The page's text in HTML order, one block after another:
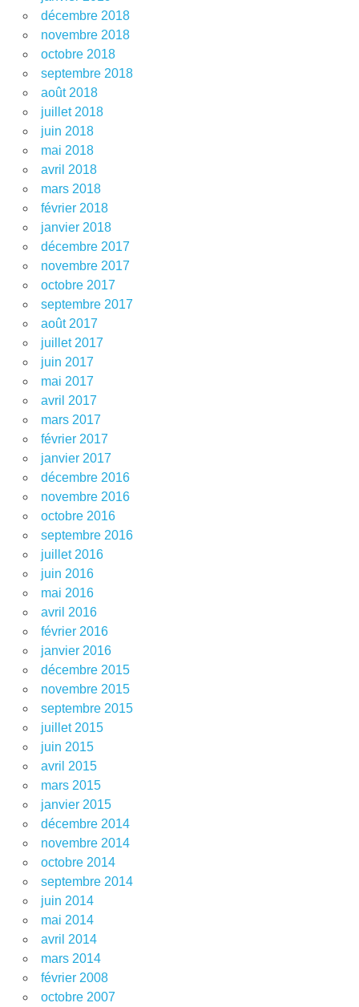
décembre 2018
novembre 2018
octobre 2018
septembre 2018
août 2018
juillet 2018
juin 2018
mai 2018
avril 2018
mars 2018
février 2018
janvier 2018
décembre 2017
novembre 2017
octobre 2017
septembre 2017
août 2017
juillet 2017
juin 2017
mai 2017
avril 2017
mars 2017
février 2017
janvier 2017
décembre 2016
novembre 2016
octobre 2016
septembre 2016
juillet 2016
juin 2016
mai 2016
avril 2016
février 2016
janvier 2016
décembre 2015
novembre 2015
septembre 2015
juillet 2015
juin 2015
avril 2015
mars 2015
janvier 2015
décembre 2014
novembre 2014
octobre 2014
septembre 2014
juin 2014
mai 2014
avril 2014
mars 2014
février 2008
octobre 2007